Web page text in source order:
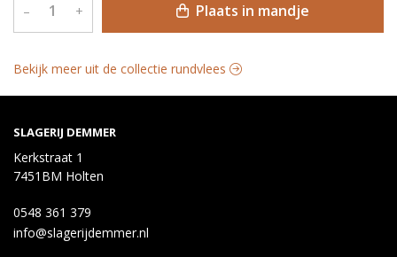
– + Plaats in mandje
Bekijk meer uit de collectie rundvlees
SLAGERIJ DEMMER
Kerkstraat 1
7451BM Holten
0548 361 379
info@slagerijdemmer.nl